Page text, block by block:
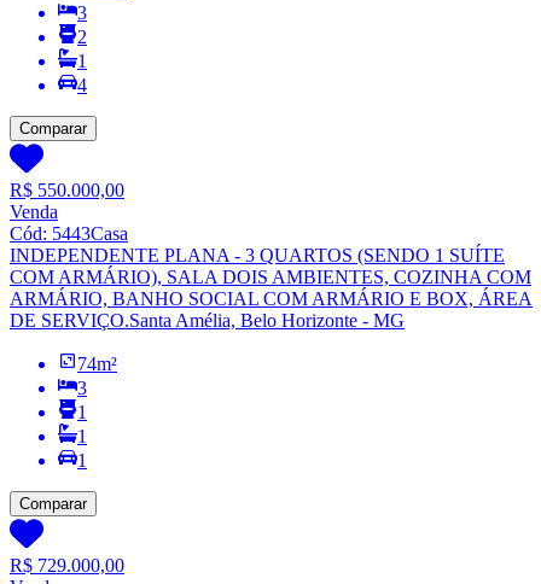
3
2
1
4
Comparar
R$ 550.000,00
Venda
Cód: 5443Casa
INDEPENDENTE PLANA - 3 QUARTOS (SENDO 1 SUÍTE
COM ARMÁRIO), SALA DOIS AMBIENTES, COZINHA COM
ARMÁRIO, BANHO SOCIAL COM ARMÁRIO E BOX, ÁREA
DE SERVIÇO.Santa Amélia, Belo Horizonte - MG
74m²
3
1
1
1
Comparar
R$ 729.000,00